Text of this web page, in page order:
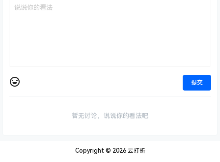
提交
暂无讨论，说说你的看法吧
Copyright © 2026云打折